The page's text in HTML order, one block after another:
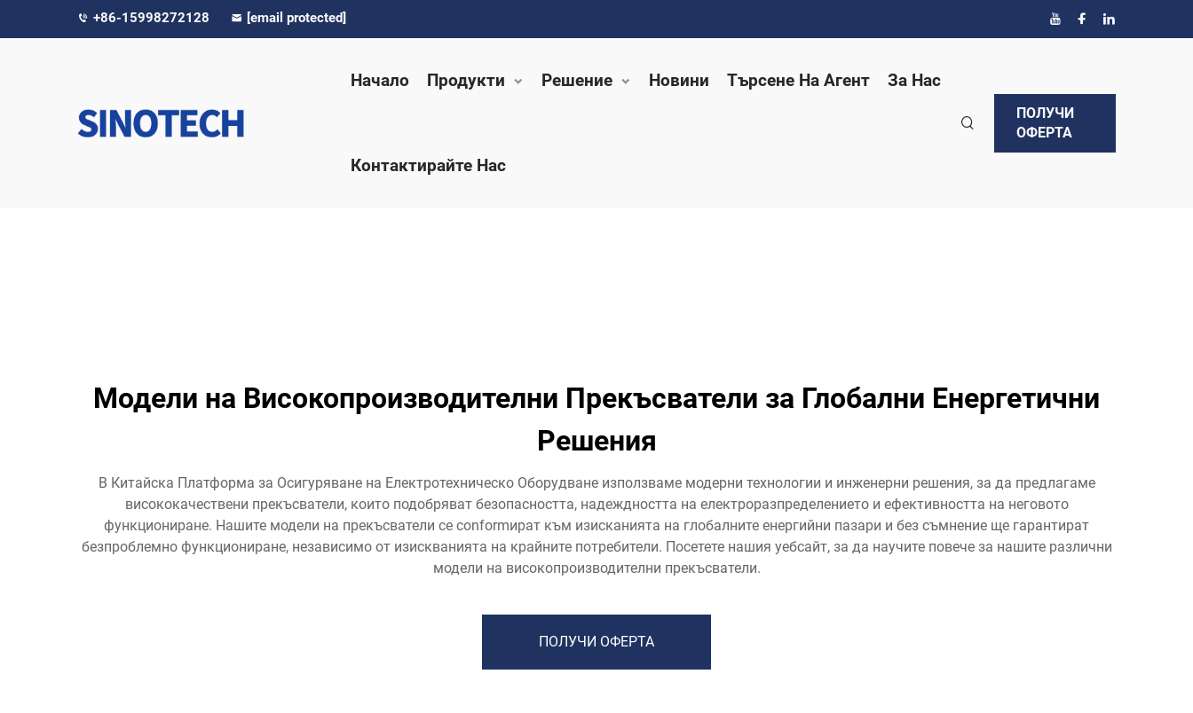
+86-15998272128 [email protected]
Начало Продукти Решение Новини Търсене На Агент За Нас
Контактирайте Нас
ПОЛУЧИ
ОФЕРТА
Модели на Високопроизводителни Прекъсватели за Глобални Енергетични
Решения
В Китайска Платформа за Осигуряване на Електротехническо Оборудване използваме модерни технологии и инженерни решения, за да предлагаме
висококачествени прекъсватели, които подобряват безопасността, надеждността на електроразпределението и ефективността на неговото
функциониране. Нашите модели на прекъсватели се conformират към изисканията на глобалните енергийни пазари и без съмнение ще гарантират
безпроблемно функциониране, независимо от изискванията на крайните потребители. Посетете нашия уебсайт, за да научите повече за нашите различни
модели на високопроизводителни прекъсватели.
ПОЛУЧИ ОФЕРТА